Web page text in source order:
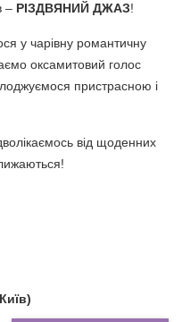
– РІЗДВЯНИЙ ДЖАЗ!
у чарівну романтичну
оксамитовий голос
пристрасною і
від щоденних